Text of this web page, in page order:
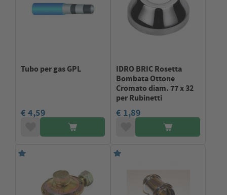
Tubo per gas GPL
€ 4,59
IDRO BRIC Rosetta
Bombata Ottone
Cromato diam. 77 x 32
per Rubinetti
€ 1,89